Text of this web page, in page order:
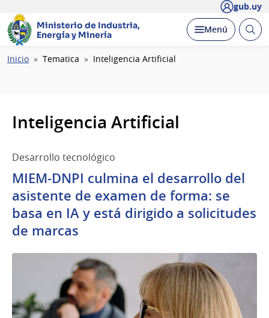
gub.uy
Ministerio de Industria,
Energía y Minería
Desplegar
Menú Abrir
Ruta
Inicio Tematica Inteligencia Artificial
Inteligencia Artificial
Desarrollo tecnológico
MIEM-DNPI culmina el desarrollo del
asistente de examen de forma: se
basa en IA y está dirigido a solicitudes
de marcas